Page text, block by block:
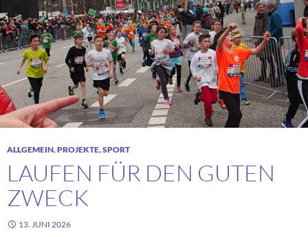
ALLGEMEIN,PROJEKTE,SPORT
LAUFEN FÜR DEN GUTEN
ZWECK
13. JUNI 2026